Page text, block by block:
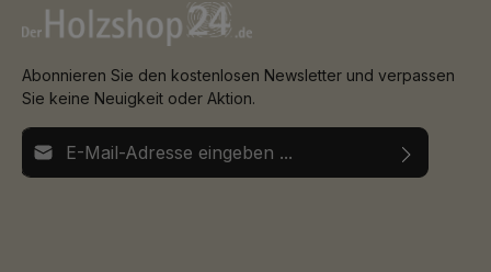
Abonnieren Sie den kostenlosen Newsletter und verpassen
Sie keine Neuigkeit oder Aktion.
E-Mail-Adresse*